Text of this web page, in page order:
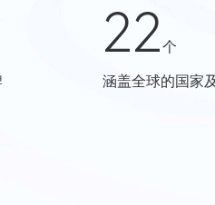
22个
涵盖全球的国家